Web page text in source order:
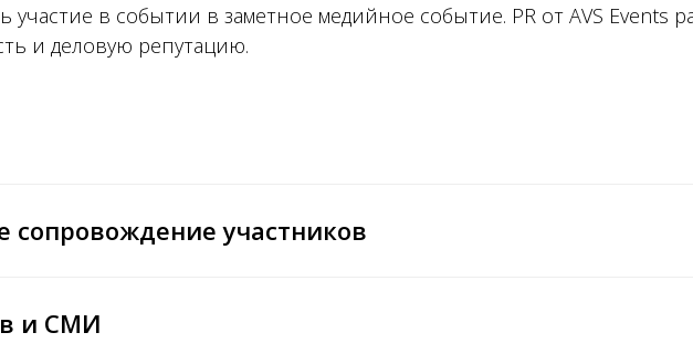
участие в событии в заметное медийное событие. PR от AVS Events
и деловую репутацию.
участников
и СМИ